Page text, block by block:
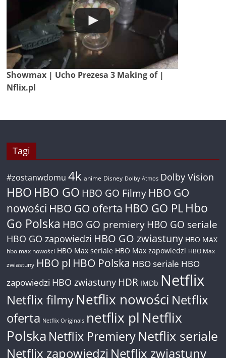
Showmax | Ucho Prezesa 3 Making of |
Nflix.pl
Tagi
#zostanwdomu 4k anime Disney Dolby Atmos Dolby Vision
HBO HBO GO HBO GO Filmy HBO GO
nowości HBO GO oferta HBO GO PL Hbo
Go Polska HBO GO premiery HBO GO seriale
HBO GO zapowiedzi HBO GO zwiastuny HBO MAX
hbo max nowości HBO Max seriale HBO Max zapowiedzi HBO Max
zwiastuny HBO pl HBO Polska HBO seriale HBO
zapowiedzi HBO zwiastuny HDR IMDb Netflix
Netflix filmyNetflix nowości Netflix
oferta Netflix Originals netflix pl Netflix
Polska Netflix PremieryNetflix seriale
Netflix zapowiedzi Netflix zwiastuny